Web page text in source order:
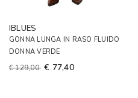
IBLUES
GONNA LUNGA IN RASO FLUIDO
DONNA VERDE
€ 129,00 € 77,40